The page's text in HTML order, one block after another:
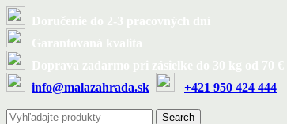
info@malazahrada.sk
+421 950 424 444
Search